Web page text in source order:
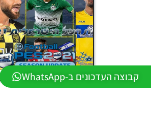
קבוצה העדכונים ב-WhatsApp